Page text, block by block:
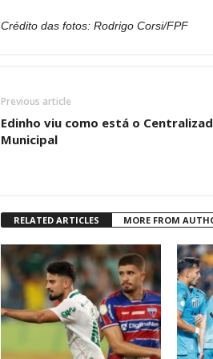
Crédito das fotos: Rodrigo Corsi/FPF
Previous article
Edinho viu como está o
Municipal
RELATED ARTICLES MORE FROM